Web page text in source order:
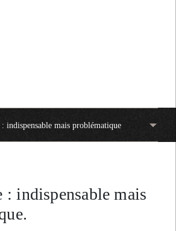
indispensable mais problématique
: indispensable mais